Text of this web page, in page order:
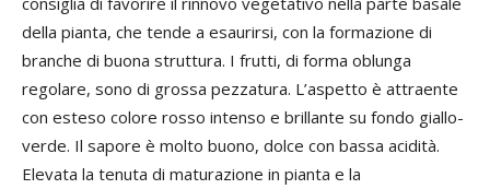
della pianta, che tende a esaurirsi, con la formazione di
branche di buona struttura. I frutti, di forma oblunga
regolare, sono di grossa pezzatura. L’aspetto è attraente
con esteso colore rosso intenso e brillante su fondo giallo-
verde. Il sapore è molto buono, dolce con bassa acidità.
Elevata la tenuta di maturazione in pianta e la